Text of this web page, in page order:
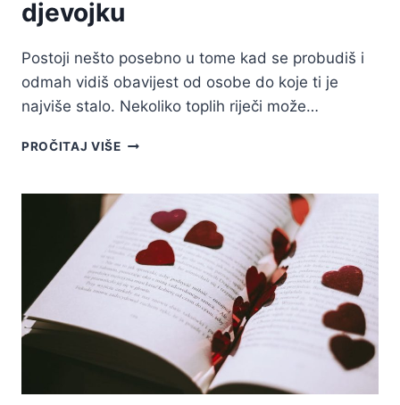
djevojku
Postoji nešto posebno u tome kad se probudiš i
odmah vidiš obavijest od osobe do koje ti je
najviše stalo. Nekoliko toplih riječi može…
PROČITAJ VIŠE60
ZA
DOBRO
JUTRO
ZA
NJEGA
ZA
NAJDRAŽU
DJEVOJKU